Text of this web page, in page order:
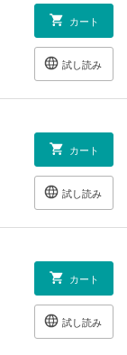
カート
試し読み
カート
試し読み
カート
試し読み